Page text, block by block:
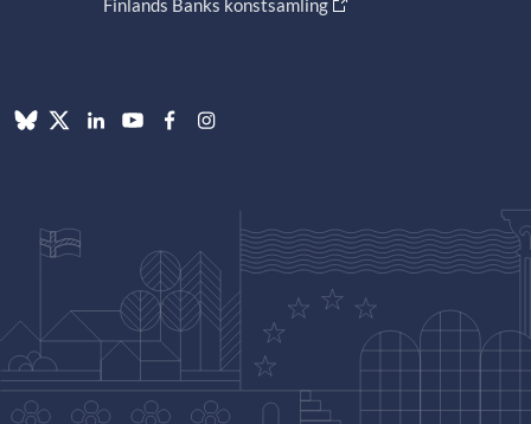
Finlands Banks konstsamling